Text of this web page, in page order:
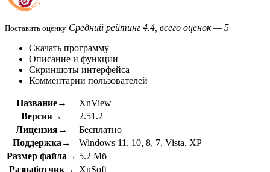
Поставить оценку Средний рейтинг 4.4, всего оценок — 5
Скачать программу
Описание и функции
Скриншоты интерфейса
Комментарии пользователей
Название→
XnView
Версия→
2.51.2
Лицензия→
Бесплатно
Поддержка→
Windows 11, 10, 8, 7, Vista, XP
Размер файла→ 5.2 Мб
Разработчик→
XnSoft